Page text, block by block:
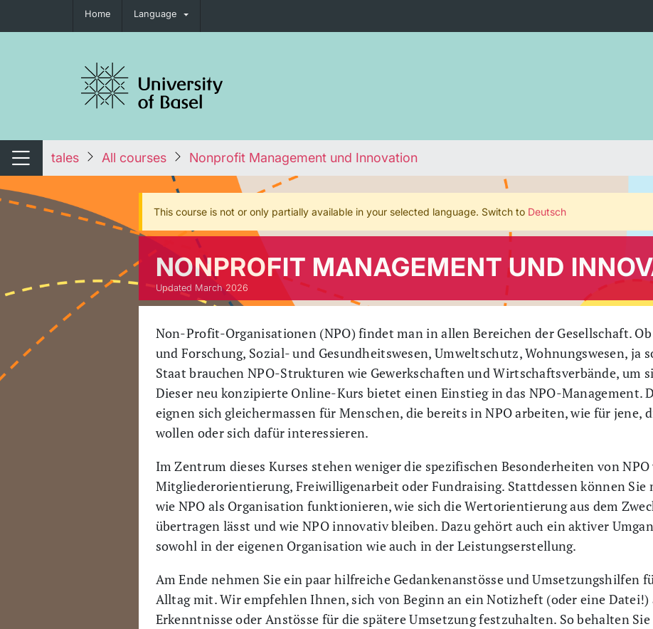
Home Language
navigation
Switch navigation
tales All courses Nonprofit Management und Innovation
This course is not or only partially available in your selected language. Switch to Deutsch
NONPROFIT MANAGEMENT UND
Updated March 2026
Non-Profit-Organisationen (NPO) findet man in allen Bereichen der Gesellschaft.
und Forschung, Sozial- und Gesundheitswesen, Umweltschutz, Wohnungswesen, ja
Staat brauchen NPO-Strukturen wie Gewerkschaften und Wirtschaftsverbände, um
Dieser neu konzipierte Online-Kurs bietet einen Einstieg in das NPO-Management.
eignen sich gleichermassen für Menschen, die bereits in NPO arbeiten, wie für jene,
wollen oder sich dafür interessieren.
Im Zentrum dieses Kurses stehen weniger die spezifischen Besonderheiten von NPO
Mitgliederorientierung, Freiwilligenarbeit oder Fundraising. Stattdessen können Sie
wie NPO als Organisation funktionieren, wie sich die Wertorientierung aus dem
übertragen lässt und wie NPO innovativ bleiben. Dazu gehört auch ein aktiver
sowohl in der eigenen Organisation wie auch in der Leistungserstellung.
Am Ende nehmen Sie ein paar hilfreiche Gedankenanstösse und Umsetzungshilfen
Alltag mit. Wir empfehlen Ihnen, sich von Beginn an ein Notizheft (oder eine Datei!)
Erkenntnisse oder Anstösse für die spätere Umsetzung festzuhalten. So behalten